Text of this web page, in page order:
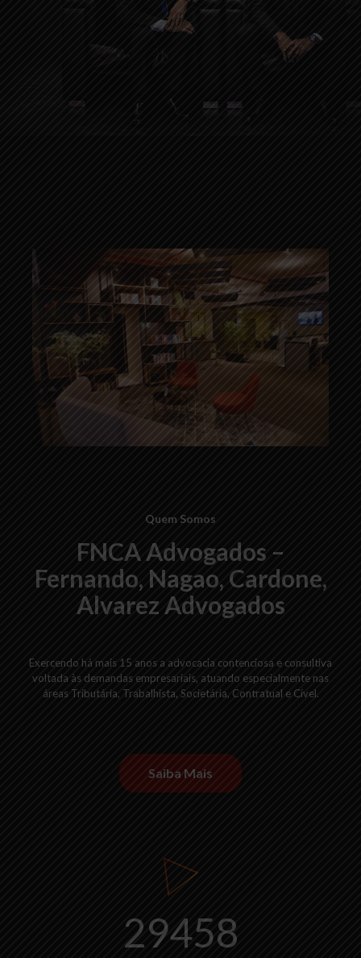
Quem Somos
FNCA Advogados –
Fernando, Nagao, Cardone,
Alvarez Advogados
Exercendo há mais 15 anos a advocacia contenciosa e consultiva
voltada às demandas empresariais, atuando especialmente nas
áreas Tributária, Trabalhista, Societária, Contratual e Cível.
Saiba Mais
29458